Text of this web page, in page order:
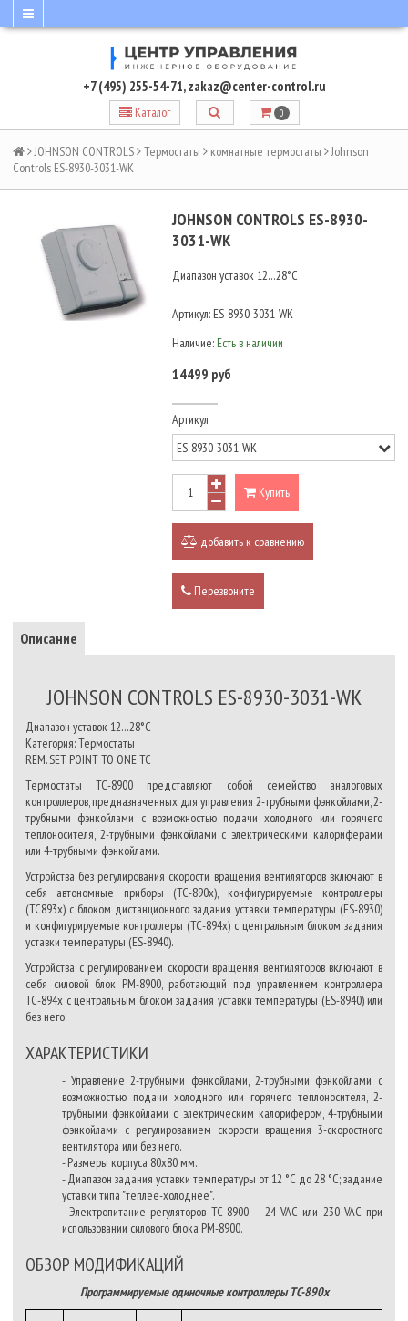
+7 (495) 255-54-71,zakaz@center-control.ru
Каталог 0
JOHNSON CONTROLS Термостаты комнатные термостаты
Johnson
Controls ES-8930-3031-WK
JOHNSON CONTROLS ES-8930-
3031-WK
Диапазон уставок 12…28°C
Артикул: ES-8930-3031-WK
Наличие: Есть в наличии
14499 руб
Артикул
Купить
добавить к сравнению
Перезвоните
Описание
JOHNSON CONTROLS ES-8930-3031-WK
Диапазон уставок 12…28°C
Категория: Термостаты
REM. SET POINT TO ONE TC
Термостаты ТС-8900 представляют собой семейство аналоговых
контроллеров, предназначенных для управления 2-трубными фэнкойлами, 2-
трубными фэнкойлами с возможностью подачи холодного или горячего
теплоносителя, 2-трубными фэнкойлами с электрическими калориферами
или 4-трубными фэнкойлами.
Устройства без регулирования скорости вращения вентиляторов включают в
себя автономные приборы (ТС-890х), конфигурируемые контроллеры
(ТС893х) с блоком дистанционного задания уставки температуры (ES-8930)
и конфигурируемые контроллеры (ТС-894х) с центральным блоком задания
уставки температуры (ES-8940).
Устройства с регулированием скорости вращения вентиляторов включают в
себя силовой блок РМ-8900, работающий под управлением контроллера
ТС-894x с центральным блоком задания уставки температуры (ES-8940) или
без него.
ХАРАКТЕРИСТИКИ
- Управление 2-трубными фэнкойлами, 2-трубными фэнкойлами с
возможностью подачи холодного или горячего теплоносителя, 2-
трубными фэнкойлами с электрическим калорифером, 4-трубными
фэнкойлами с регулированием скорости вращения 3-скоростного
вентилятора или без него.
- Размеры корпуса 80х80 мм.
- Диапазон задания уставки температуры от 12 °С до 28 °С; задание
уставки типа "теплее-холоднее".
- Электропитание регуляторов ТС-8900 — 24 VAC или 230 VAC при
использовании силового блока РМ-8900.
ОБЗОР МОДИФИКАЦИЙ
Программируемые одиночные контроллеры TC-890x